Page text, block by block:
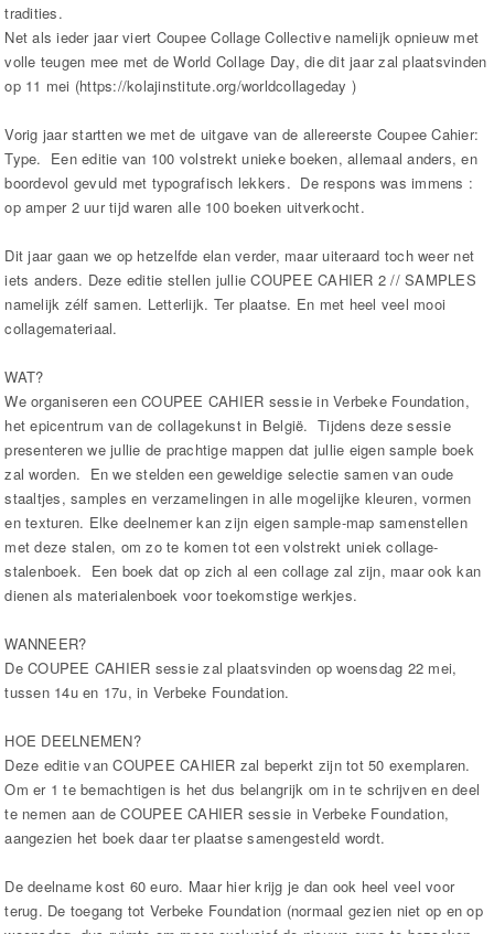
tradities.
Net als ieder jaar viert Coupee Collage Collective namelijk opnieuw met
volle teugen mee met de World Collage Day, die dit jaar zal plaatsvinden
op 11 mei (https://kolajinstitute.org/worldcollageday )
Vorig jaar startten we met de uitgave van de allereerste Coupee Cahier:
Type. Een editie van 100 volstrekt unieke boeken, allemaal anders, en
boordevol gevuld met typografisch lekkers. De respons was immens :
op amper 2 uur tijd waren alle 100 boeken uitverkocht.
Dit jaar gaan we op hetzelfde elan verder, maar uiteraard toch weer net
iets anders. Deze editie stellen jullie COUPEE CAHIER 2 // SAMPLES
namelijk zélf samen. Letterlijk. Ter plaatse. En met heel veel mooi
collagemateriaal.
WAT?
We organiseren een COUPEE CAHIER sessie in Verbeke Foundation,
het epicentrum van de collagekunst in België. Tijdens deze sessie
presenteren we jullie de prachtige mappen dat jullie eigen sample boek
zal worden. En we stelden een geweldige selectie samen van oude
staaltjes, samples en verzamelingen in alle mogelijke kleuren, vormen
en texturen. Elke deelnemer kan zijn eigen sample-map samenstellen
met deze stalen, om zo te komen tot een volstrekt uniek collage-
stalenboek. Een boek dat op zich al een collage zal zijn, maar ook kan
dienen als materialenboek voor toekomstige werkjes.
WANNEER?
De COUPEE CAHIER sessie zal plaatsvinden op woensdag 22 mei,
tussen 14u en 17u, in Verbeke Foundation.
HOE DEELNEMEN?
Deze editie van COUPEE CAHIER zal beperkt zijn tot 50 exemplaren.
Om er 1 te bemachtigen is het dus belangrijk om in te schrijven en deel
te nemen aan de COUPEE CAHIER sessie in Verbeke Foundation,
aangezien het boek daar ter plaatse samengesteld wordt.
De deelname kost 60 euro. Maar hier krijg je dan ook heel veel voor
terug. De toegang tot Verbeke Foundation (normaal gezien niet op en op